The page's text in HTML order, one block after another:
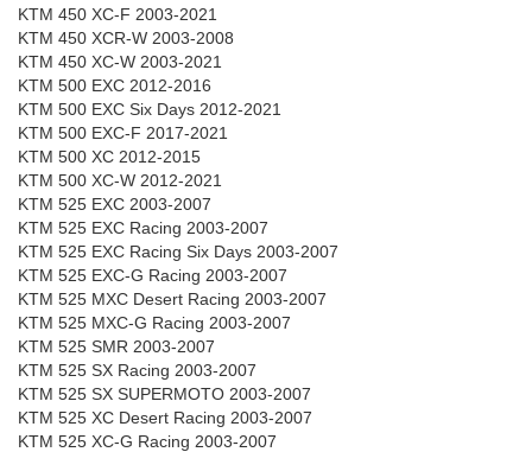
KTM 450 XC-F 2003-2021
KTM 450 XCR-W 2003-2008
KTM 450 XC-W 2003-2021
KTM 500 EXC 2012-2016
KTM 500 EXC Six Days 2012-2021
KTM 500 EXC-F 2017-2021
KTM 500 XC 2012-2015
KTM 500 XC-W 2012-2021
KTM 525 EXC 2003-2007
KTM 525 EXC Racing 2003-2007
KTM 525 EXC Racing Six Days 2003-2007
KTM 525 EXC-G Racing 2003-2007
KTM 525 MXC Desert Racing 2003-2007
KTM 525 MXC-G Racing 2003-2007
KTM 525 SMR 2003-2007
KTM 525 SX Racing 2003-2007
KTM 525 SX SUPERMOTO 2003-2007
KTM 525 XC Desert Racing 2003-2007
KTM 525 XC-G Racing 2003-2007